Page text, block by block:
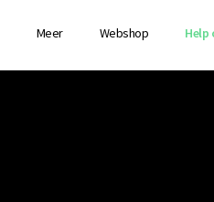
Meer Webshop Help